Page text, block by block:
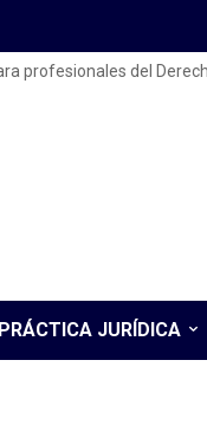
profesionales del
PRÁCTICA JURÍDICA